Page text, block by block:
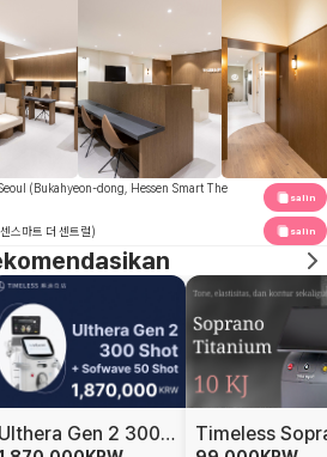
(Bukahyeon-dong, Hessen Smart The
salin
스마트 더 센트럴) salin
Ulthera Gen 2 300 Shot + Sofwave 50 Shot